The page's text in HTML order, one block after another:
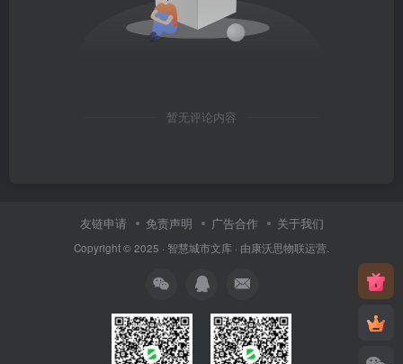
暂无评论内容
友链申请 免责声明 广告合作 关于我们
Copyright © 2025 · 智慧城市文库 · 由康沃思物联运营.